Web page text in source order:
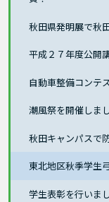
秋田県発明展で秋
平成２７年度公開
自動車整備コンテ
潮風祭を開催しま
秋田キャンパスで
東北地区秋季学生
学生表彰を行いま